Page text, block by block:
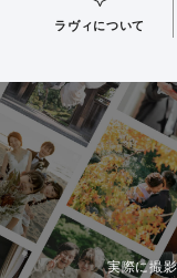
ラヴィについて
実際に撮